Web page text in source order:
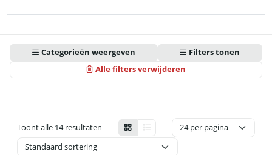
Categorieën weergeven
Alle filters verwijderen
Filters tonen
Toont alle 14 resultaten